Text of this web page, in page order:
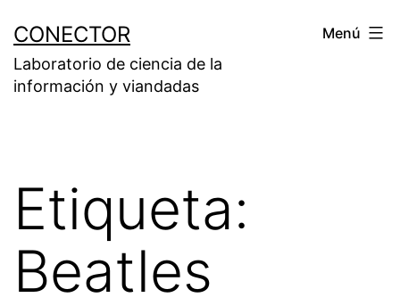
contenido
CONECTOR
Laboratorio de ciencia de la
información y viandadas
Menú
Etiqueta:
Beatles